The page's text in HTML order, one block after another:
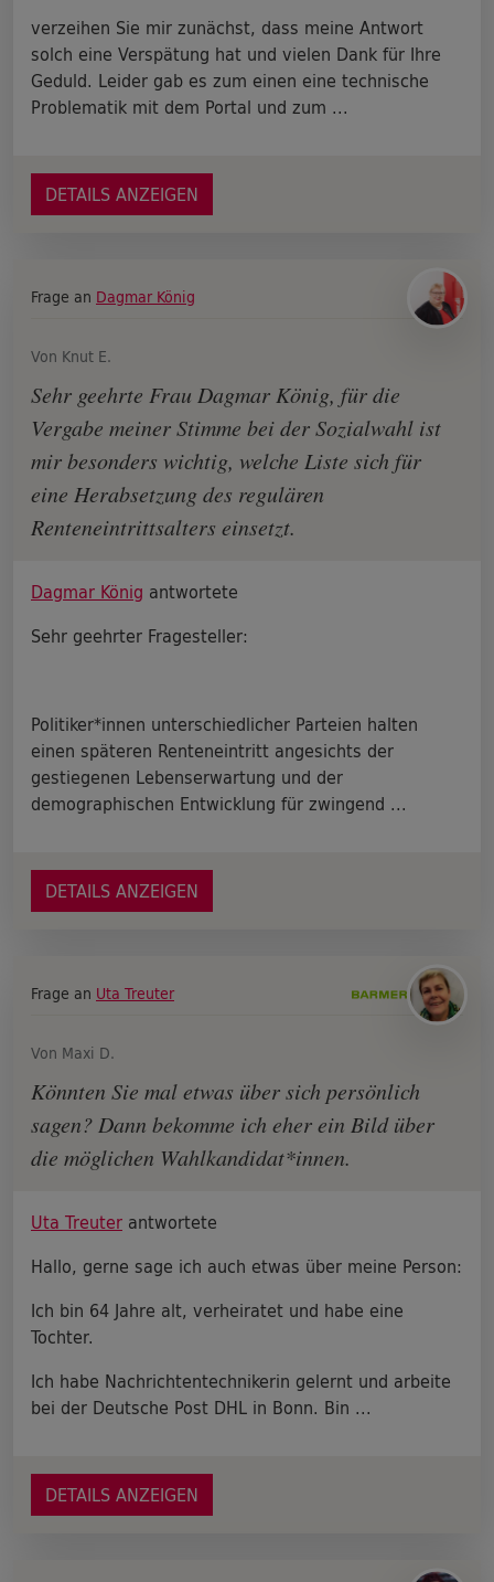
verzeihen Sie mir zunächst, dass meine Antwort
solch eine Verspätung hat und vielen Dank für Ihre
Geduld. Leider gab es zum einen eine technische
Problematik mit dem Portal und zum ...
DETAILS ANZEIGEN
Frage an Dagmar König
Von Knut E.
Sehr geehrte Frau Dagmar König, für die
Vergabe meiner Stimme bei der Sozialwahl ist
mir besonders wichtig, welche Liste sich für
eine Herabsetzung des regulären
Renteneintrittsalters einsetzt.
Dagmar König antwortete
Sehr geehrter Fragesteller:
Politiker*innen unterschiedlicher Parteien halten
einen späteren Renteneintritt angesichts der
gestiegenen Lebenserwartung und der
demographischen Entwicklung für zwingend ...
DETAILS ANZEIGEN
Frage an Uta Treuter
Von Maxi D.
Könnten Sie mal etwas über sich persönlich
sagen? Dann bekomme ich eher ein Bild über
die möglichen Wahlkandidat*innen.
Uta Treuter antwortete
Hallo, gerne sage ich auch etwas über meine Person:
Ich bin 64 Jahre alt, verheiratet und habe eine
Tochter.
Ich habe Nachrichtentechnikerin gelernt und arbeite
bei der Deutsche Post DHL in Bonn. Bin ...
DETAILS ANZEIGEN